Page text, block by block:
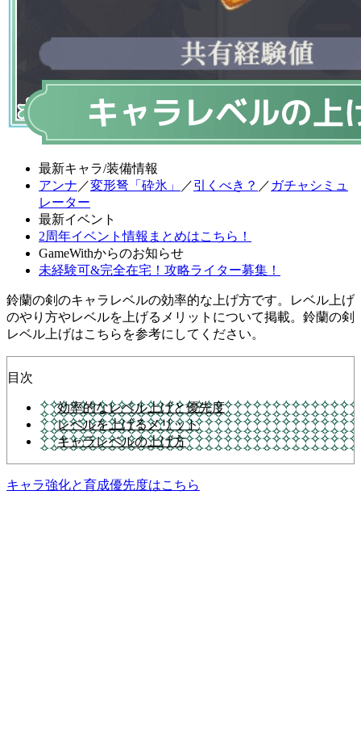
最新キャラ/装備情報
アンナ ／変形弩「砕氷」 ／引くべき？ ／ ガチャシミュ
レーター
最新イベント
2周年イベント情報まとめはこちら！
GameWithからのお知らせ
未経験可&完全在宅！攻略ライター募集！
鈴蘭の剣のキャラレベルの効率的な上げ方です。レベル上げ
のやり方やレベルを上げるメリットについて掲載。鈴蘭の剣
レベル上げはこちらを参考にしてください。
目次
効率的なレベル上げと優先度
レベルを上げるメリット
キャラレベルの上げ方
キャラ強化と育成優先度はこちら